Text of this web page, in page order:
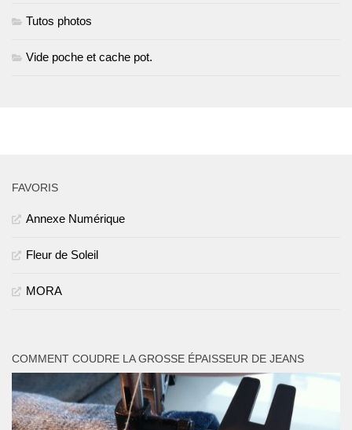
Tutos photos
Vide poche et cache pot.
FAVORIS
Annexe Numérique
Fleur de Soleil
MORA
COMMENT COUDRE LA GROSSE ÉPAISSEUR DE JEANS